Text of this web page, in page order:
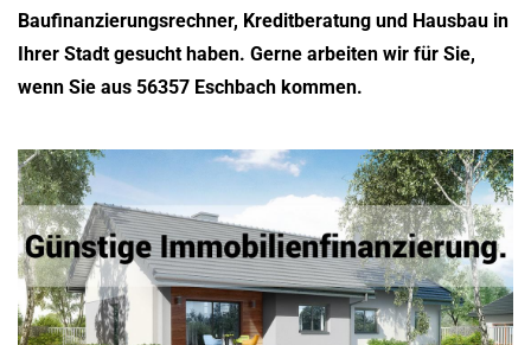
Baufinanzierungsrechner, Kreditberatung und Hausbau in
Ihrer Stadt gesucht haben. Gerne arbeiten wir für Sie,
wenn Sie aus 56357 Eschbach kommen.